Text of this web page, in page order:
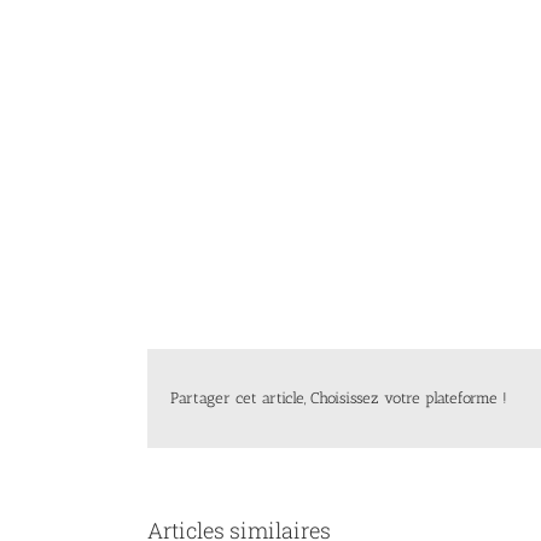
Partager cet article, Choisissez votre plateforme !
Articles similaires